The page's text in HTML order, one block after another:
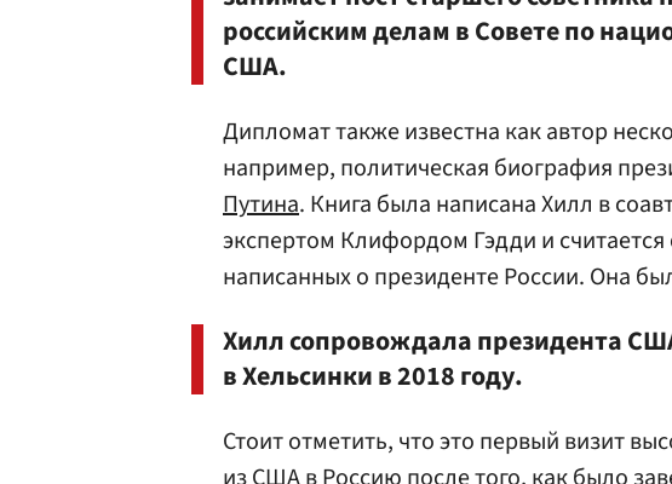
российским делам в Совете по
США.
Дипломат также известна как автор
например, политическая биография
Путина. Книга была написана Хилл в
экспертом Клифордом Гэдди и
написанных о президенте России. Она
Хилл сопровождала президента
в Хельсинки в 2018 году.
Стоит отметить, что это первый визит